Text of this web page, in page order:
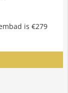
is €279